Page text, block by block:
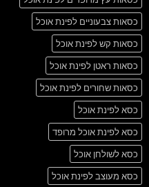
כסאות צבעוניים לפינת אוכל
כסאות קש לפינת אוכל
כסאות ראטן לפינת אוכל
כסאות שחורים לפינת אוכל
כסא לפינת אוכל
כסא לפינת אוכל מרופד
כסא לשולחן אוכל
כסא מעוצב לפינת אוכל